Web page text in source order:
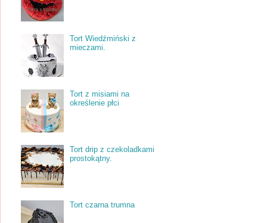
Tort Wiedźmiński z
mieczami.
Tort z misiami na
określenie płci
Tort drip z czekoladkami
prostokątny.
Tort czarna trumna